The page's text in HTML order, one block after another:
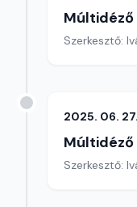
Múltidéző
Szerkesztő:
2025. 06. 27.
Múltidéző
Szerkesztő: